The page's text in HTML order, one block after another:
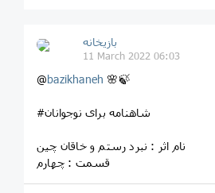
بازیخانه
11 March 2022 06:03
@bazikhaneh 🌸🍃
#شاهنامه برای نوجوانان
نام اثر : نبرد رستم و خاقان چین
قسمت : چهارم